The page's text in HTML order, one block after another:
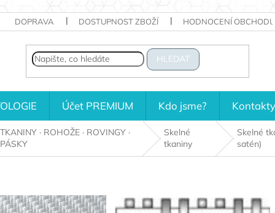
DOPRAVA DOSTUPNOST ZBOŽÍ HODNOCENÍ OBCHODU
HLEDAT
Účet PREMIUM Kdo jsme? Kontakty
TKANINY · ROHOŽE · ROVINGY ·
PÁSKY
Skelné
tkaniny
Skelné
satén)